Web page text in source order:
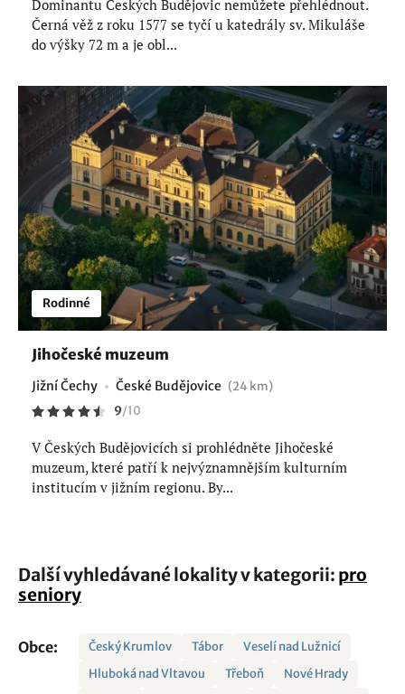
Dominantu Českých Budějovic nemůžete přehlédnout.
Černá věž z roku 1577 se tyčí u katedrály sv. Mikuláše
do výšky 72 m a je obl...
Rodinné
Jihočeské muzeum
Jižní Čechy České Budějovice (24 km)
9/10
V Českých Budějovicích si prohlédněte Jihočeské
muzeum, které patří k nejvýznamnějším kulturním
institucím v jižním regionu. By...
Další vyhledávané lokality v kategorii: pro
seniory
Obce: Český Krumlov Tábor
Veselí nad Lužnicí
Hluboká nad Vltavou
Třeboň
Nové Hrady